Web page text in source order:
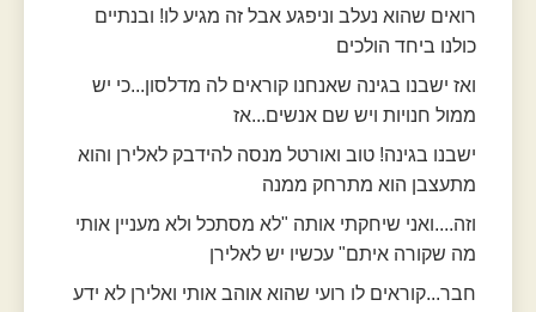
רואים שהוא נעלב וניפגע אבל זה מגיע לו! ובנתיים
כולנו ביחד הולכים
ואז ישבנו בגינה שאנחנו קוראים לה מדלסון...כי יש
ממול חנויות ויש שם אנשים...אז
ישבנו בגינה! טוב ואורטל מנסה להידבק לאלירן והוא
מתעצבן הוא מתרחק ממנה
וזה....ואני שיחקתי אותה "לא מסתכל ולא מעניין אותי
מה שקורה איתם" עכשיו יש לאלירן
חבר...קוראים לו רועי שהוא אוהב אותי ואלירן לא ידע